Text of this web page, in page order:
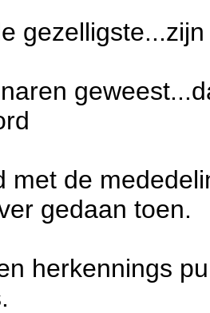
met de
gedaan toen.
herkennings